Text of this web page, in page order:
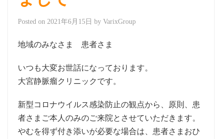
Posted on 2021年6月15日 by VarixGroup
地域のみなさま 患者さま
いつも大変お世話になっております。
大宮静脈瘤クリニックです。
新型コロナウイルス感染防止の観点から、原則、患
者さまご本人のみのご来院とさせていただきます。
やむを得ず付き添いが必要な場合は、患者さまおひ